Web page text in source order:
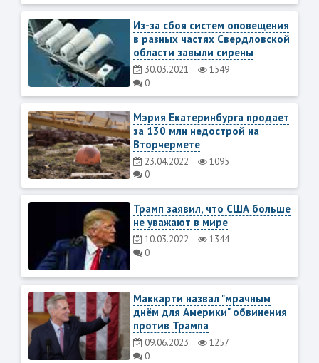
Из-за сбоя систем оповещения
в разных частях Свердловской
области завыли сирены
30.03.2021
1549
0
Мэрия Екатеринбурга продает
за 130 млн недострой на
Вторчермете
23.04.2022
1095
0
Трамп заявил, что США больше
не уважают в мире
10.03.2022
1344
0
Маккарти назвал "мрачным
днём для Америки" обвинения
против Трампа
09.06.2023
1257
0